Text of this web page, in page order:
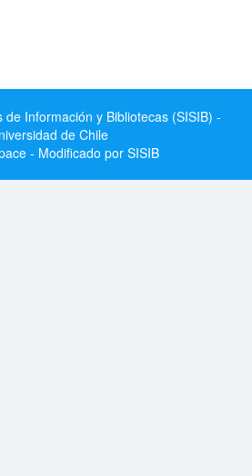
de Información y Bibliotecas (SISIB) -
de Chile
- Modificado por SISIB